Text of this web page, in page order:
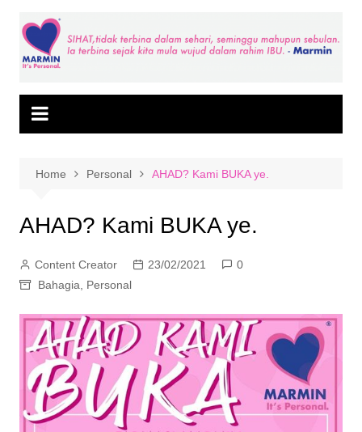
content
Home Personal AHAD? Kami BUKA ye.
AHAD? Kami BUKA ye.
Content Creator 23/02/2021
0
Bahagia
Personal